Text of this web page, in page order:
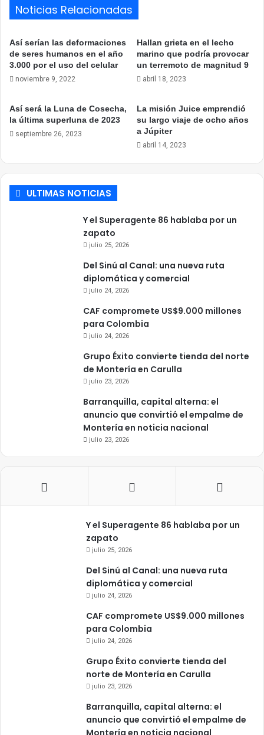
Noticias Relacionadas
Así serían las deformaciones
de seres humanos en el año
3.000 por el uso del celular
noviembre 9, 2022
Hallan grieta en el lecho
marino que podría provocar
un terremoto de magnitud 9
abril 18, 2023
Así será la Luna de Cosecha,
la última superluna de 2023
septiembre 26, 2023
La misión Juice emprendió
su largo viaje de ocho años
a Júpiter
abril 14, 2023
ULTIMAS NOTICIAS
Y el Superagente 86 hablaba por un
zapato
julio 25, 2026
Del Sinú al Canal: una nueva ruta
diplomática y comercial
julio 24, 2026
CAF compromete US$9.000 millones
para Colombia
julio 24, 2026
Grupo Éxito convierte tienda del norte
de Montería en Carulla
julio 23, 2026
Barranquilla, capital alterna: el
anuncio que convirtió el empalme de
Montería en noticia nacional
julio 23, 2026
Y el Superagente 86 hablaba por un
zapato
julio 25, 2026
Del Sinú al Canal: una nueva ruta
diplomática y comercial
julio 24, 2026
CAF compromete US$9.000 millones
para Colombia
julio 24, 2026
Grupo Éxito convierte tienda del
norte de Montería en Carulla
julio 23, 2026
Barranquilla, capital alterna: el
anuncio que convirtió el empalme de